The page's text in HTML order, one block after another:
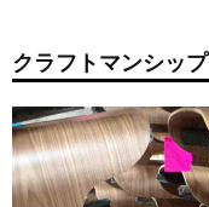
クラフトマンシップ